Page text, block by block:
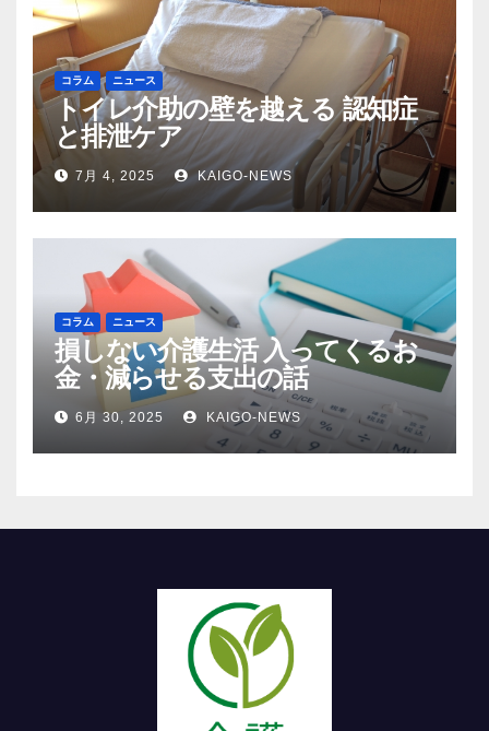
コラム ニュース
トイレ介助の壁を越える 認知症
と排泄ケア
7月 4, 2025 KAIGO-NEWS
コラム ニュース
損しない介護生活 入ってくるお
金・減らせる支出の話
6月 30, 2025 KAIGO-NEWS